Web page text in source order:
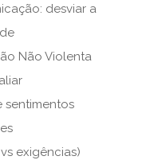
desviar a
Não Violenta
sentimentos
exigências)